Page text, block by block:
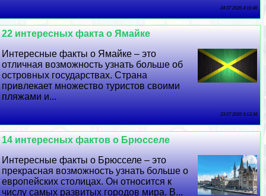
24 07 2026 4:16:48
22 интересных факта о Ямайке
Интересные факты о Ямайке – это
отличная возможность узнать больше об
островных государствах. Страна
привлекает множество туристов своими
пляжами и...
23 07 2026 9:13:34
14 интересных фактов о Брюсселе
Интересные факты о Брюсселе – это
прекрасная возможность узнать больше о
европейских столицах. Он относится к
числу самых развитых городов мира. В...